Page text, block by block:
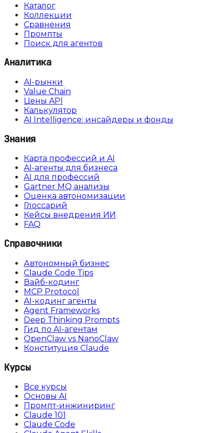
Каталог
Коллекции
Сравнения
Промпты
Поиск для агентов
Аналитика
AI-рынки
Value Chain
Цены API
Калькулятор
AI Intelligence: инсайдеры и фонды
Знания
Карта профессий и AI
AI-агенты для бизнеса
AI для профессий
Gartner MQ анализы
Оценка автономизации
Глоссарий
Кейсы внедрения ИИ
FAQ
Справочники
Автономный бизнес
Claude Code Tips
Вайб-кодинг
MCP Protocol
AI-кодинг агенты
Agent Frameworks
Deep Thinking Prompts
Гид по AI-агентам
OpenClaw vs NanoClaw
Конституция Claude
Курсы
Все курсы
Основы AI
Промпт-инжиниринг
Claude 101
Claude Code